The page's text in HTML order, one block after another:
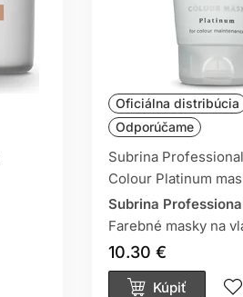
Oficiálna distribúcia
Odporúčame
Subrina
Colour Platinum
Subrina
Farebné masky na
10.30 €
Kúpiť